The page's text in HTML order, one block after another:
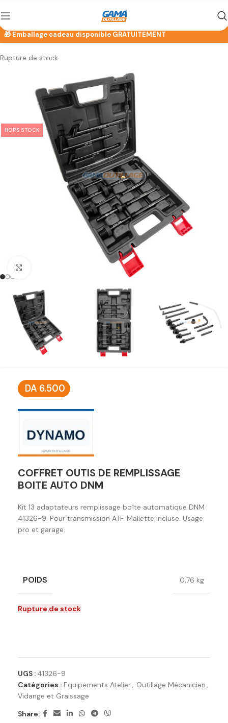
Rupture de stock
HORS STOCK
DA 6.500
COFFRET OUTIS DE REMPLISSAGE
BOITE AUTO DNM
Kit 13 adaptateurs remplissage boîte automatique DNM
41326-9. Pour transmission ATF. Mallette incluse. Usage
pro et garage.
POIDS 0,76 kg
Rupture de stock
UGS : 41326-9
Catégories : Equipements Atelier, Outillage Mécanicien,
Vidange et Graissage
Share: